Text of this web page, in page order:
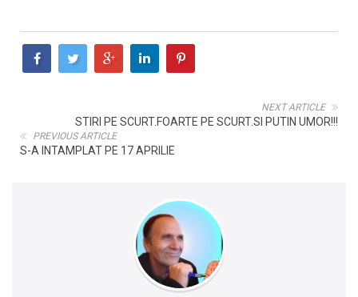
NEXT ARTICLE
STIRI PE SCURT.FOARTE PE SCURT.SI PUTIN UMOR!!!
PREVIOUS ARTICLE
S-A INTAMPLAT PE 17 APRILIE